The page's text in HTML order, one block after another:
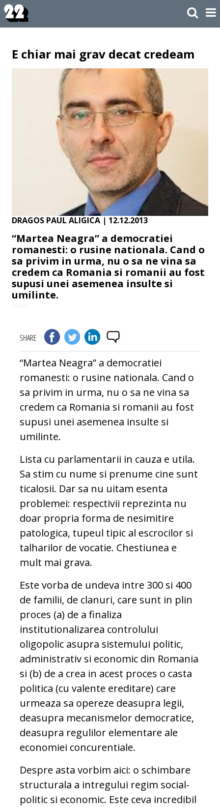
E chiar mai grav decat credeam
DRAGOS PAUL ALIGICA | 12.12.2013
“Martea Neagra” a democratiei
romanesti: o rusine nationala. Cand o
sa privim in urma, nu o sa ne vina sa
credem ca Romania si romanii au fost
supusi unei asemenea insulte si
umilinte.
SHARE
“Martea Neagra” a democratiei
romanesti: o rusine nationala. Cand o
sa privim in urma, nu o sa ne vina sa
credem ca Romania si romanii au fost
supusi unei asemenea insulte si
umilinte.
Lista cu parlamentarii in cauza e utila.
Sa stim cu nume si prenume cine sunt
ticalosii. Dar sa nu uitam esenta
problemei: respectivii reprezinta nu
doar propria forma de nesimitire
patologica, tupeul tipic al escrocilor si
talharilor de vocatie. Chestiunea e
mult mai grava.
Este vorba de undeva intre 300 si 400
de familii, de clanuri, care sunt in plin
proces (a) de a finaliza
institutionalizarea controlului
oligopolic asupra sistemului politic,
administrativ si economic din Romania
si (b) de a crea in acest proces o casta
politica (cu valente ereditare) care
urmeaza sa opereze deasupra legii,
deasupra mecanismelor democratice,
deasupra regulilor elementare ale
economiei concurentiale.
Despre asta vorbim aici: o schimbare
structurala a intregului regim social-
politic si economic. Este ceva incredibil